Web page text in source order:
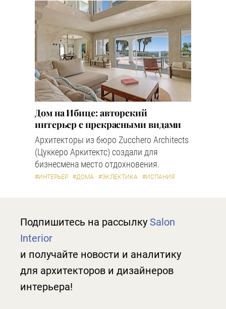
Дом на Ибице: авторский
интерьер с прекрасными видами
Архитекторы из бюро Zucchero Architects
(Цуккеро Аркитектс) создали для
бизнесмена место отдохновения.
#ИНТЕРЬЕР #ДОМА #ЭКЛЕКТИКА #ИСПАНИЯ
Подпишитесь на рассылку Salon
Interior
и получайте новости и аналитику
для архитекторов и дизайнеров
интерьера!